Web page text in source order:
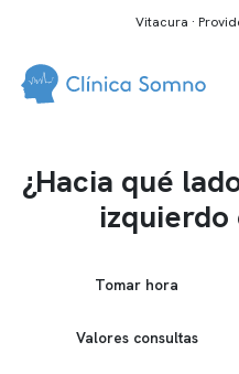
Vitacura ·
¿Hacia qué
izquierdo
Tomar hora
Valores consultas